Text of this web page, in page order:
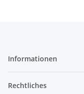
Informationen
Rechtliches